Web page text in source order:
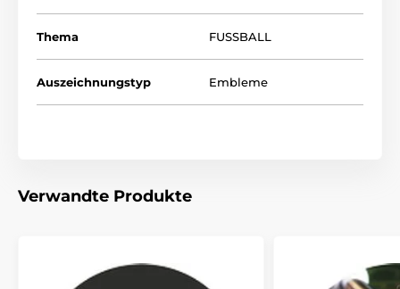
Thema FUSSBALL
Auszeichnungstyp Embleme
Verwandte Produkte